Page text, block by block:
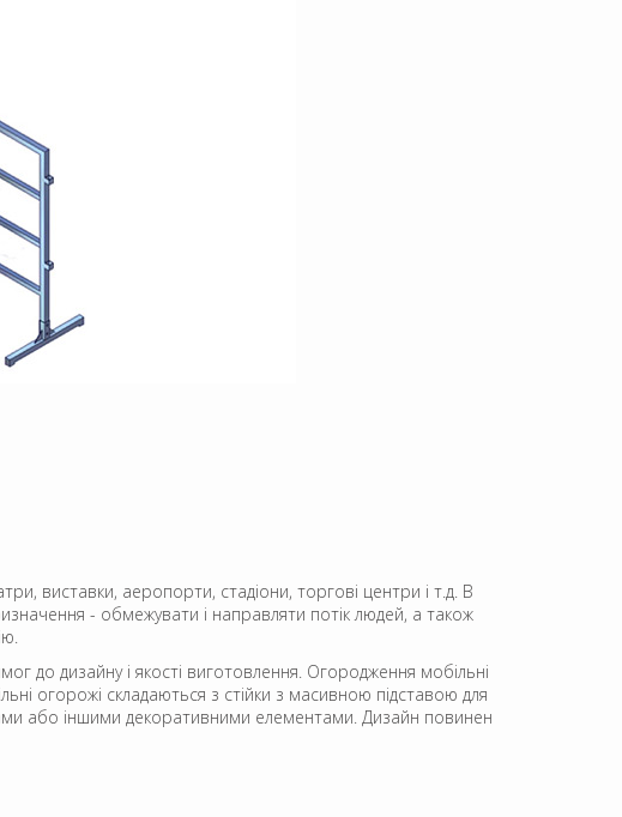
виставки, аеропорти, стадіони, торгові центри і т.д. В
- обмежувати і направляти потік людей, а також
до дизайну і якості виготовлення. Огородження мобільні
огорожі складаються з стійки з масивною підставою для
або іншими декоративними елементами. Дизайн повинен